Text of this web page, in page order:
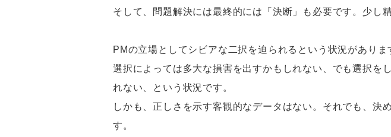
そして、問題解決には最終的には「決断」も必要です。少し
PMの立場としてシビアな二択を迫られるという状況がありま
選択によっては多大な損害を出すかもしれない、でも選択を
れない、という状況です。
しかも、正しさを示す客観的なデータはない。それでも、決
す。